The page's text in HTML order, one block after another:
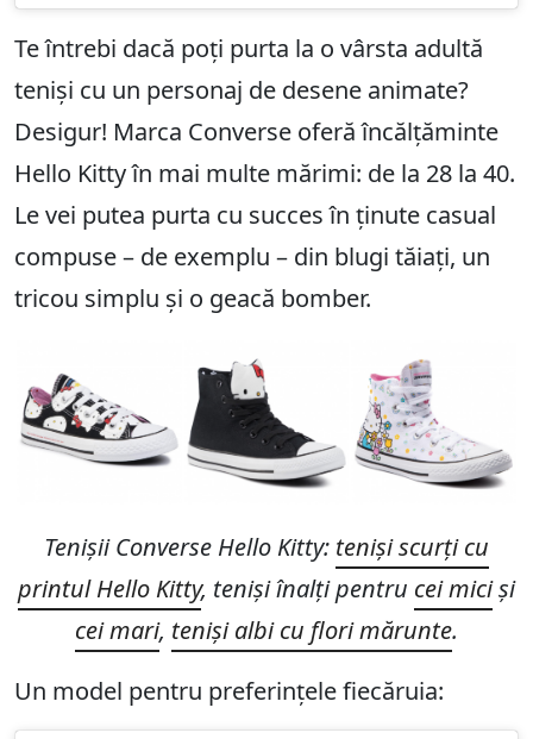
Te întrebi dacă poți purta la o vârsta adultă
teniși cu un personaj de desene animate?
Desigur! Marca Converse oferă încălțăminte
Hello Kitty în mai multe mărimi: de la 28 la 40.
Le vei putea purta cu succes în ținute casual
compuse – de exemplu – din blugi tăiați, un
tricou simplu și o geacă bomber.
Tenișii Converse Hello Kitty: teniși scurți cu
printul Hello Kitty, teniși înalți pentru cei miciși
cei mari, teniși albi cu flori mărunte.
Un model pentru preferințele fiecăruia: